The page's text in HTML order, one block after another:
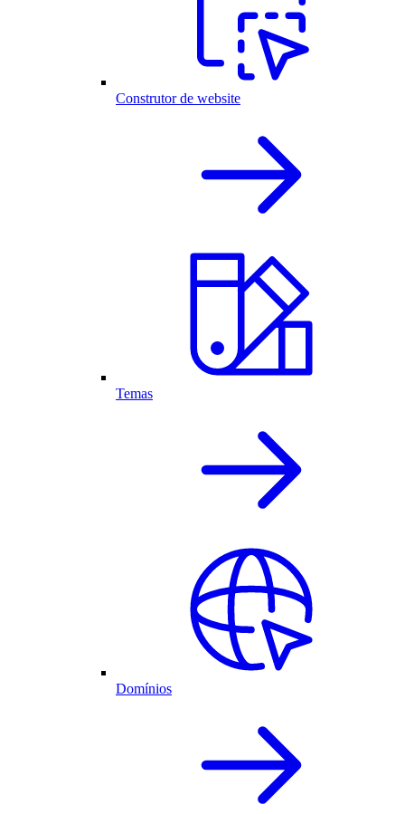
Construtor de website
Temas
Domínios